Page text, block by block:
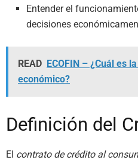
Entender el
decisiones
READ ECOFIN – ¿Cuál es
económico?
Definición del
El contrato de crédito al